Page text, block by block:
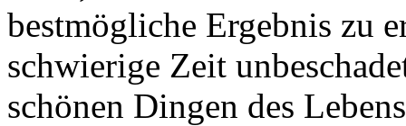
bestmögliche Ergebnis zu
schwierige Zeit
schönen Dingen des